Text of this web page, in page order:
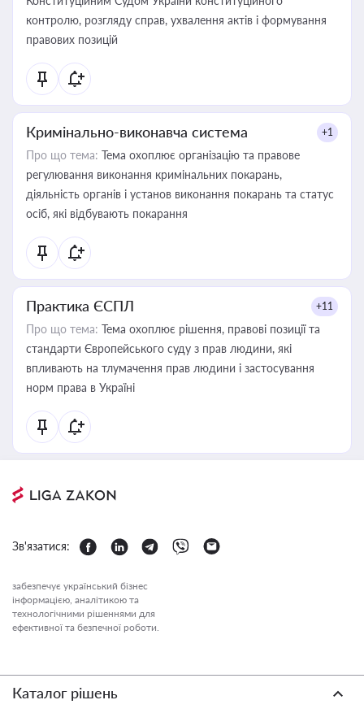
контролю, розгляду справ, ухвалення актів і формування
правових позицій
Кримінально-виконавча система +1
Про що тема: Тема охоплює організацію та правове
регулювання виконання кримінальних покарань,
діяльність органів і установ виконання покарань та статус
осіб, які відбувають покарання
Практика ЄСПЛ +11
Про що тема: Тема охоплює рішення, правові позиції та
стандарти Європейського суду з прав людини, які
впливають на тлумачення прав людини і застосування
норм права в Україні
Зв'язатися:
забезпечує український бізнес
інформацією, аналітикою та
технологічними рішеннями для
ефективної та безпечної роботи.
Каталог рішень